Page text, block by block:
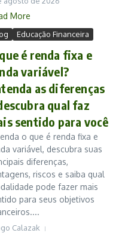
More
Educação Financeira
é renda fixa e
variável?
as diferenças
qual faz
sentido para você
o que é renda fixa e
variável, descubra suas
diferenças,
riscos e saiba qual
pode fazer mais
para seus objetivos
Calazak